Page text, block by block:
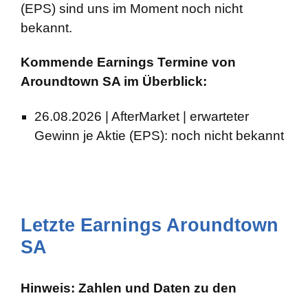
(EPS) sind uns im Moment noch nicht
bekannt.
Kommende Earnings Termine von
Aroundtown SA im Überblick:
26.08.2026 | AfterMarket | erwarteter
Gewinn je Aktie (EPS): noch nicht bekannt
Letzte Earnings Aroundtown
SA
Hinweis: Zahlen und Daten zu den